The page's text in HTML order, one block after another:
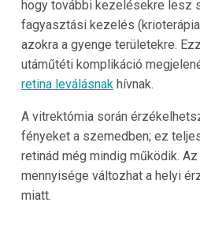
hogy további kezelésekre lesz
fagyasztási kezelés
azokra a gyenge területekre.
utáműtéti komplikáció
retina leválásnakhívnak.
A vitrektómia során
fényeket a szemedben; ez
retinád még mindig működik.
mennyisége változhat a helyi
miatt.